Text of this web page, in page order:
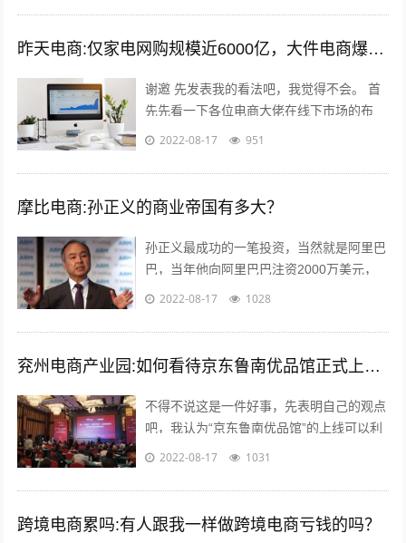
昨天电商:仅家电网购规模近6000亿，大件电商爆发能催生出一批快运巨头吗？
谢邀 先发表我的看法吧，我觉得不会。 首
先先看一下各位电商大佬在线下市场的布
局，比如，淘宝进入农村市场覆盖3万个网
2022-08-17 951
摩比电商:孙正义的商业帝国有多大？
孙正义最成功的一笔投资，当然就是阿里巴
巴，当年他向阿里巴巴注资2000万美元，
最后换来了240亿美金的回报，成为一段佳
2022-08-17 1028
兖州电商产业园:如何看待京东鲁南优品馆正式上线这件事？
不得不说这是一件好事，先表明自己的观点
吧，我认为“京东鲁南优品馆”的上线可以利
用电商的优势与渠道帮助当地的一些特产品
2022-08-17 1031
跨境电商累吗:有人跟我一样做跨境电商亏钱的吗？